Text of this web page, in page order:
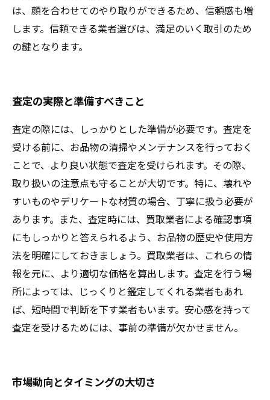
は、顔を合わせてのやり取りができるため、信頼感も増
します。信頼できる業者選びは、満足のいく取引のため
の鍵となります。
査定の実際と準備すべきこと
査定の際には、しっかりとした準備が必要です。査定を
受ける前に、お品物の清掃やメンテナンスを行っておく
ことで、より良い状態で査定を受けられます。その際、
取り扱いの注意点も守ることが大切です。特に、壊れや
すいものやデリケートな材質の場合、丁寧に扱う必要が
あります。また、査定時には、買取業者による確認事項
にもしっかりと答えられるよう、お品物の歴史や使用方
法を明確にしておきましょう。買取業者は、これらの情
報を元に、より適切な価格を算出します。査定を行う場
所によっては、じっくりと鑑定してくれる業者もあれ
ば、短時間で判断を下す業者もいます。安心感を持って
査定を受けるためには、事前の準備が欠かせません。
市場動向とタイミングの大切さ